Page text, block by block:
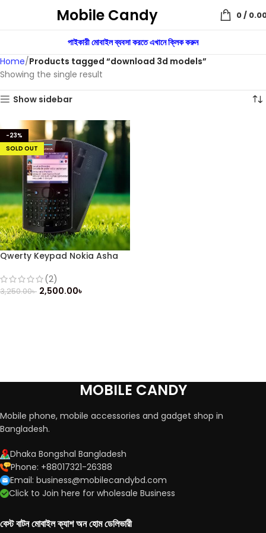
Mobile Candy 0/
পাইকারী মোবাইল ব্যবসা করতে এখানে ক্লিক করুন
Home Products tagged “download 3d models”
Showing the single result
Show sidebar
-23%
SOLD OUT
Qwerty Keypad Nokia Asha
(2)
3,250.00৳ 2,500.00৳
MOBILE CANDY
Mobile phone, mobile accessories and gadget shop in
Bangladesh.
Dhaka Bongshal Bangladesh
Phone: +88017321-26388
Email: business@mobilecandybd.com
Click to Join here for wholesale Business
বেস্ট বাটন মোবাইল ক্যাশ অন হোম ডেলিভারী